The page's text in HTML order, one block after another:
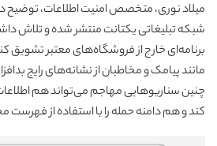
میلاد نوری، متخصص امنیت اطلاعات، توضیح
شبکه تبلیغاتی یکتانت منتشر شده و تلاش
برنامه‌ای خارج از فروشگاه‌های معتبر
مانند پیامک و مخاطبان از نشانه‌های رایج
چنین سناریوهایی مهاجم می‌تواند هم
کند و هم دامنه حمله را با استفاده از